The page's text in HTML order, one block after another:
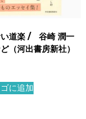
い道楽 / 谷崎 潤一
（河出書房新社）
に追加